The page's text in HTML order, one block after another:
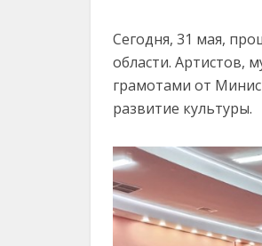
Сегодня, 31 мая,
области. Артистов,
грамотами от
развитие культуры.